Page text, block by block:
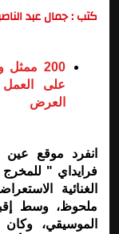
كتب : جمال عبد
200
على العمل
العرض
انفرد موقع
فرايداي " للمخرج
الغنائية
ملحوظ، وسط
الموسيقي،